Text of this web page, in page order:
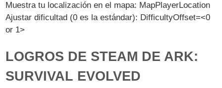
Muestra tu localización en el mapa: MapPlayerLocation
Ajustar dificultad (0 es la estándar): DifficultyOffset=<0
or 1>
LOGROS DE STEAM DE ARK:
SURVIVAL EVOLVED